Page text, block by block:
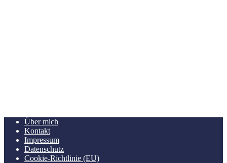
Über mich
Kontakt
Impressum
Datenschutz
Cookie-Richtlinie (EU)